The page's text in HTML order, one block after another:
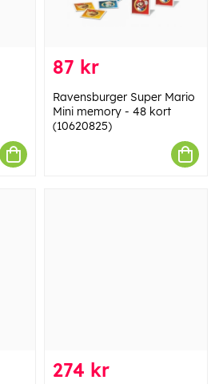
87 kr
Ravensburger Super Mario
Mini memory - 48 kort
(10620825)
274 kr